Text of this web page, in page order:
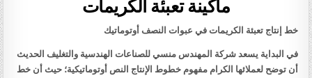
ماكينة تعبئة الكريمات
خط إنتاج تعبئة الكريمات في عبوات النصف أوتوماتيك
في البداية يسعد شركة المهندس منسي للصناعات الهندسية والتغليف الحديث
أن توضح لعملائها الكرام مفهوم خطوط الإنتاج النص أوتوماتيكية؛ حيث أن خط